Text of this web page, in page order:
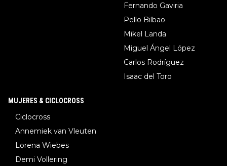
Fernando Gaviria
Pello Bilbao
Mikel Landa
Miguel Ángel López
Carlos Rodríguez
Isaac del Toro
MUJERES & CICLOCROSS
Ciclocross
Annemiek van Vleuten
Lorena Wiebes
Demi Vollering